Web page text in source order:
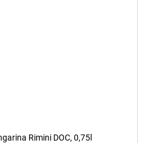
Rimini DOC, 0,75l